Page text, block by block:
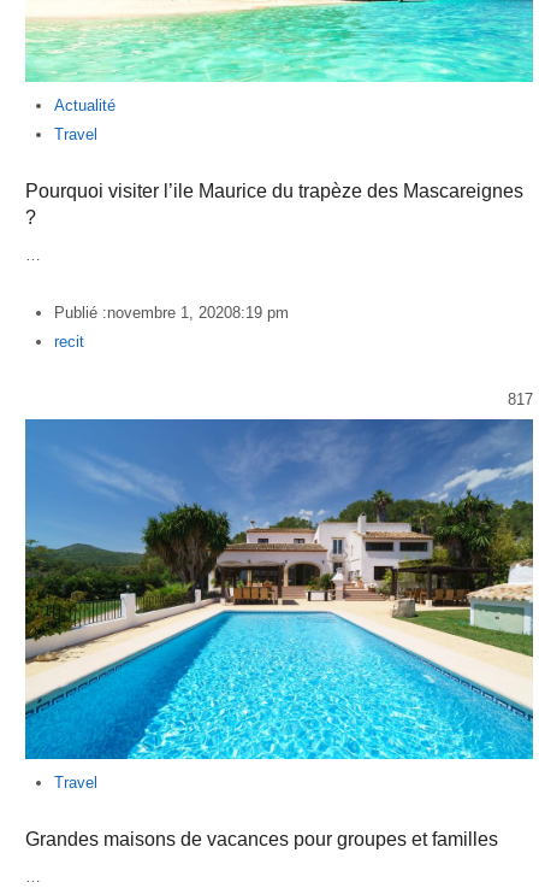
Actualité
Travel
Pourquoi visiter l’ile Maurice du trapèze des Mascareignes
?
Publié :novembre 1, 20208:19 pm
Author
recit
817
Travel
Grandes maisons de vacances pour groupes et familles